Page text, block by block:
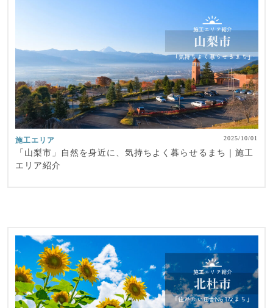
施工エリア 2025/10/01
「山梨市」自然を身近に、気持ちよく暮らせるまち｜施工
エリア紹介